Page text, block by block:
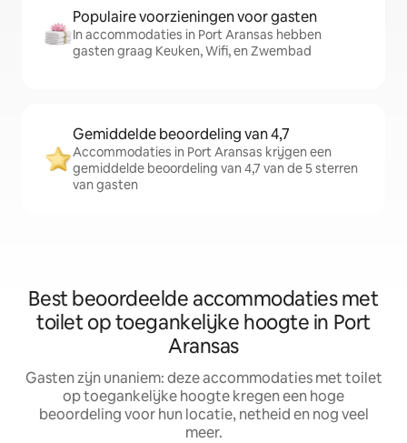
Populaire voorzieningen voor gasten
In accommodaties in Port Aransas hebben
gasten graag Keuken, Wifi, en Zwembad
Gemiddelde beoordeling van 4,7
Accommodaties in Port Aransas krijgen een
gemiddelde beoordeling van 4,7 van de 5 sterren
van gasten
Best beoordeelde accommodaties met
toilet op toegankelijke hoogte in Port
Aransas
Gasten zijn unaniem: deze accommodaties met toilet
op toegankelijke hoogte kregen een hoge
beoordeling voor hun locatie, netheid en nog veel
meer.